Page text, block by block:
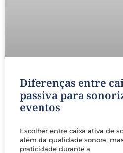
Diferenças entre
passiva para
eventos
Escolher entre caixa ativa de
além da qualidade sonora,
praticidade durante a